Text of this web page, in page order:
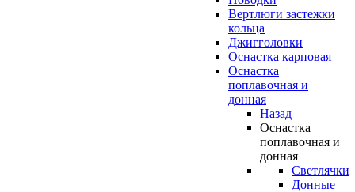
Вертлюги застежки
кольца
Джигголовки
Оснастка карповая
Оснастка
поплавочная и
донная
Назад
Оснастка
поплавочная и
донная
Светлячки
Донные